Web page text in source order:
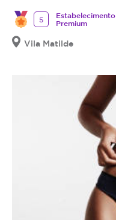
5
Estabelecimento
Premium
Vila Matilde